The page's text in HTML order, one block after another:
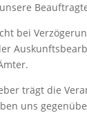
bei
trägt die
uns